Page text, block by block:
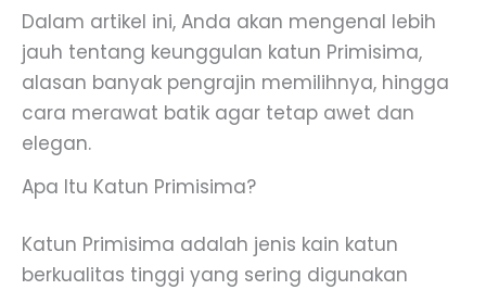
Dalam artikel ini, Anda akan mengenal lebih
jauh tentang keunggulan katun Primisima,
alasan banyak pengrajin memilihnya, hingga
cara merawat batik agar tetap awet dan
elegan.
Apa Itu Katun Primisima?
Katun Primisima adalah jenis kain katun
berkualitas tinggi yang sering digunakan